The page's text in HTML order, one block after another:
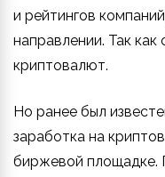
и рейтингов
направлении. Так
криптовалют.
Но ранее был
заработка на
биржевой площадке.